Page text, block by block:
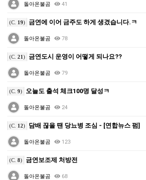
돌아온불곰 41
(C. 19) 금연에 이어 금주도 하게 생겼습니다.ㅋ
돌아온불곰 78
(C. 21) 금연도시 운영이 어떻게 되나요??
돌아온불곰 79
(C. 9) 오늘도 출석 체크100명 달성ㅋ
돌아온불곰 24
(C. 12) 담배 끊을 땐 당뇨병 조심 - [연합뉴스 펌]
돌아온불곰 123
(C. 8) 금연보조제 처방전
돌아온불곰 68